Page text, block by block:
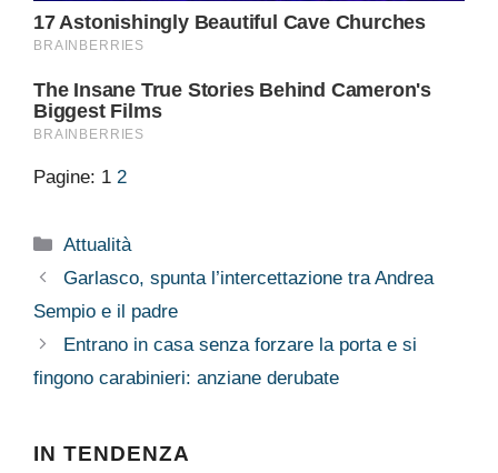
Pagine: 1 2
Categorie
Attualità
Garlasco, spunta l’intercettazione tra Andrea
Sempio e il padre
Entrano in casa senza forzare la porta e si
fingono carabinieri: anziane derubate
IN TENDENZA